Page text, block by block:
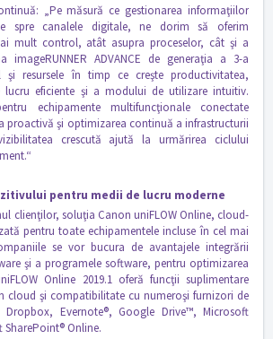
„Pe măsură ce gestionarea informaţiilor
spre canalele digitale, ne dorim să oferim
mult control, atât asupra proceselor, cât şi a
ADVANCE de generaţia a 3-a
şi resursele în timp ce creşte productivitatea,
eficiente şi a modului de utilizare intuitiv.
echipamente multifuncţionale conectate
proactivă şi optimizarea continuă a infrastructurii
crescută ajută la urmărirea ciclului
pentru medii de lucru moderne
clienţilor, soluţia Canon uniFLOW Online, cloud-
pentru toate echipamentele incluse în cel mai
se vor bucura de avantajele integrării
şi a programele software, pentru optimizarea
Online 2019.1 oferă funcţii suplimentare
cloud şi compatibilitate cu numeroşi furnizori de
Dropbox, Evernote®, Google Drive™, Microsoft
SharePoint® Online.